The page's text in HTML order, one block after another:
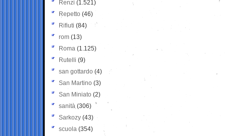
Renzi (1.521)
Repetto (46)
Rifiuti (84)
rom (13)
Roma (1.125)
Rutelli (9)
san gottardo (4)
San Martino (3)
San Miniato (2)
sanità (306)
Sarkozy (43)
scuola (354)